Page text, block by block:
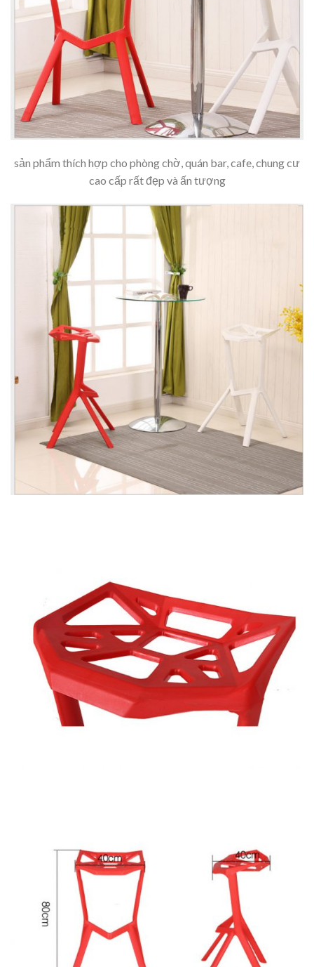
sản phẩm thích hợp cho phòng chờ, quán bar, cafe, chung cư
cao cấp rất đẹp và ấn tượng